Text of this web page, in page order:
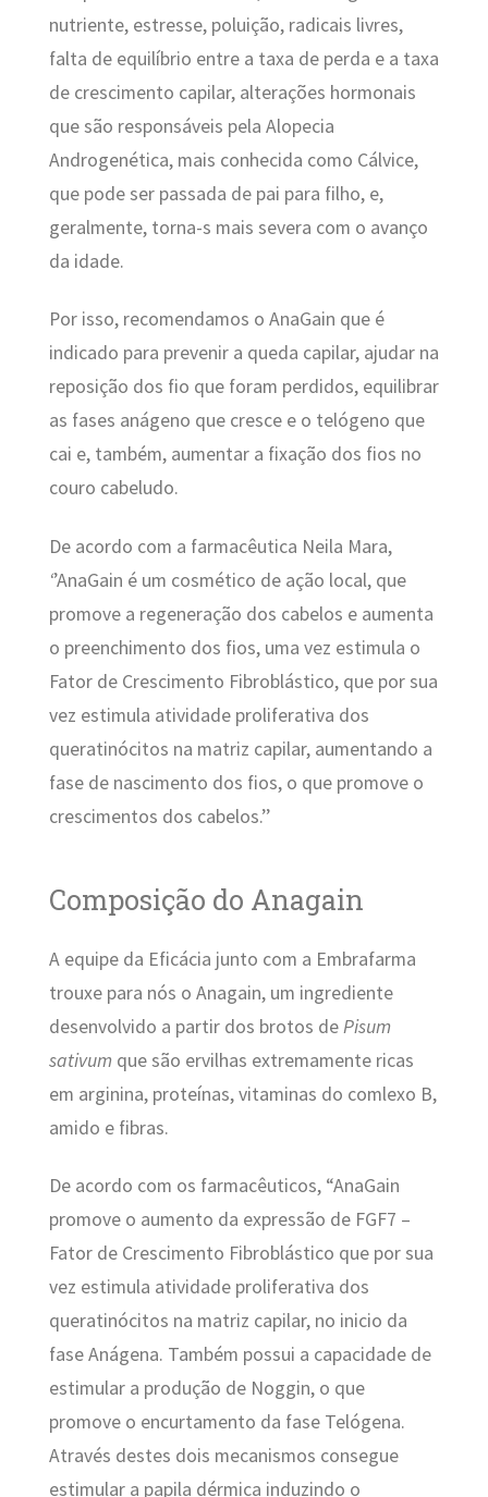
nutriente, estresse, poluição, radicais livres,
falta de equilíbrio entre a taxa de perda e a taxa
de crescimento capilar, alterações hormonais
que são responsáveis pela Alopecia
Androgenética, mais conhecida como Cálvice,
que pode ser passada de pai para filho, e,
geralmente, torna-s mais severa com o avanço
da idade.
Por isso, recomendamos o AnaGain que é
indicado para prevenir a queda capilar, ajudar na
reposição dos fio que foram perdidos, equilibrar
as fases anágeno que cresce e o telógeno que
cai e, também, aumentar a fixação dos fios no
couro cabeludo.
De acordo com a farmacêutica Neila Mara,
‘’AnaGain é um cosmético de ação local, que
promove a regeneração dos cabelos e aumenta
o preenchimento dos fios, uma vez estimula o
Fator de Crescimento Fibroblástico, que por sua
vez estimula atividade proliferativa dos
queratinócitos na matriz capilar, aumentando a
fase de nascimento dos fios, o que promove o
crescimentos dos cabelos.’’
Composição do Anagain
A equipe da Eficácia junto com a Embrafarma
trouxe para nós o Anagain, um ingrediente
desenvolvido a partir dos brotos dePisum
sativumque são ervilhas extremamente ricas
em arginina, proteínas, vitaminas do comlexo B,
amido e fibras.
De acordo com os farmacêuticos, “AnaGain
promove o aumento da expressão de FGF7 –
Fator de Crescimento Fibroblástico que por sua
vez estimula atividade proliferativa dos
queratinócitos na matriz capilar, no inicio da
fase Anágena. Também possui a capacidade de
estimular a produção de Noggin, o que
promove o encurtamento da fase Telógena.
Através destes dois mecanismos consegue
estimular a papila dérmica induzindo o